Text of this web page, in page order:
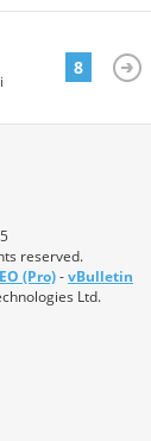
8
reserved.
(Pro)-vBulletin
Ltd.